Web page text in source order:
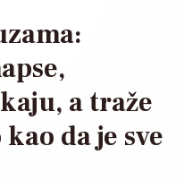
a traže
da je sve